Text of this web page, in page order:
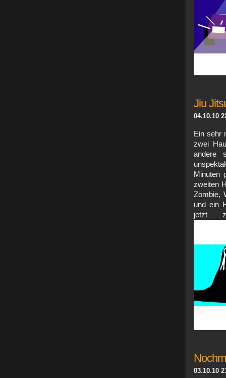
Jiu
04.10.10
Ein sehr
zwei
andere
Minuten
zweiten
Zombie,
und ein
jetzt
03.10.10